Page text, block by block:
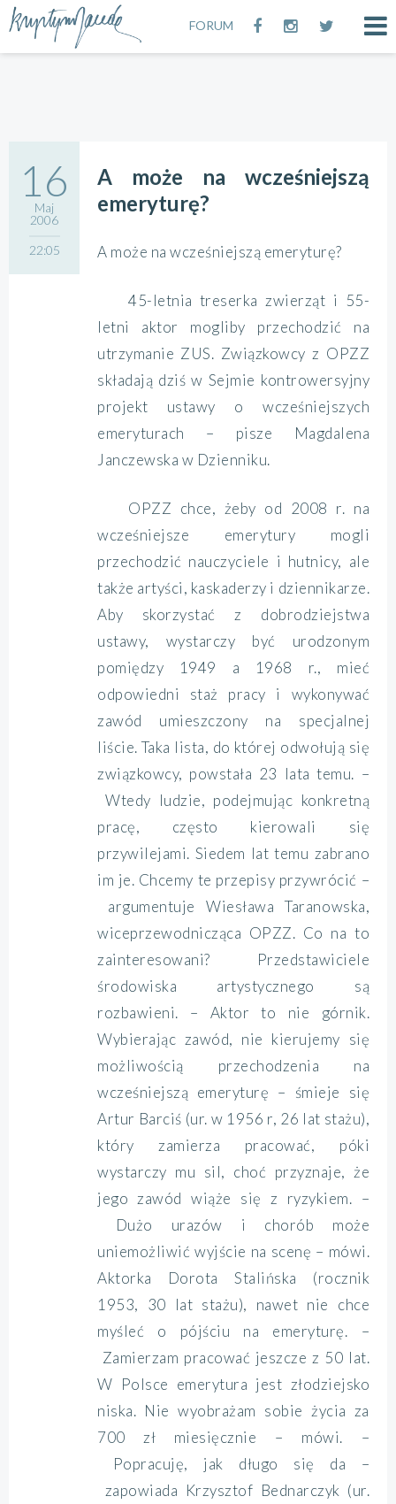
FORUM
16
Maj
2006
22:05
A może na wcześniejszą
emeryturę?
A może na wcześniejszą emeryturę?
45-letnia treserka zwierząt i 55-
letni aktor mogliby przechodzić na
utrzymanie ZUS. Związkowcy z OPZZ
składają dziś w Sejmie kontrowersyjny
projekt ustawy o wcześniejszych
emeryturach – pisze Magdalena
Janczewska w Dzienniku.
OPZZ chce, żeby od 2008 r. na
wcześniejsze emerytury mogli
przechodzić nauczyciele i hutnicy, ale
także artyści, kaskaderzy i dziennikarze.
Aby skorzystać z dobrodziejstwa
ustawy, wystarczy być urodzonym
pomiędzy 1949 a 1968 r., mieć
odpowiedni staż pracy i wykonywać
zawód umieszczony na specjalnej
liście. Taka lista, do której odwołują się
związkowcy, powstała 23 lata temu. –
Wtedy ludzie, podejmując konkretną
pracę, często kierowali się
przywilejami. Siedem lat temu zabrano
im je. Chcemy te przepisy przywrócić –
argumentuje Wiesława Taranowska,
wiceprzewodnicząca OPZZ. Co na to
zainteresowani? Przedstawiciele
środowiska artystycznego są
rozbawieni. – Aktor to nie górnik.
Wybierając zawód, nie kierujemy się
możliwością przechodzenia na
wcześniejszą emeryturę – śmieje się
Artur Barciś (ur. w 1956 r, 26 lat stażu),
który zamierza pracować, póki
wystarczy mu sil, choć przyznaje, że
jego zawód wiąże się z ryzykiem. –
Dużo urazów i chorób może
uniemożliwić wyjście na scenę – mówi.
Aktorka Dorota Stalińska (rocznik
1953, 30 lat stażu), nawet nie chce
myśleć o pójściu na emeryturę. –
Zamierzam pracować jeszcze z 50 lat.
W Polsce emerytura jest złodziejsko
niska. Nie wyobrażam sobie życia za
700 zł miesięcznie – mówi. –
Popracuję, jak długo się da –
zapowiada Krzysztof Bednarczyk (ur.